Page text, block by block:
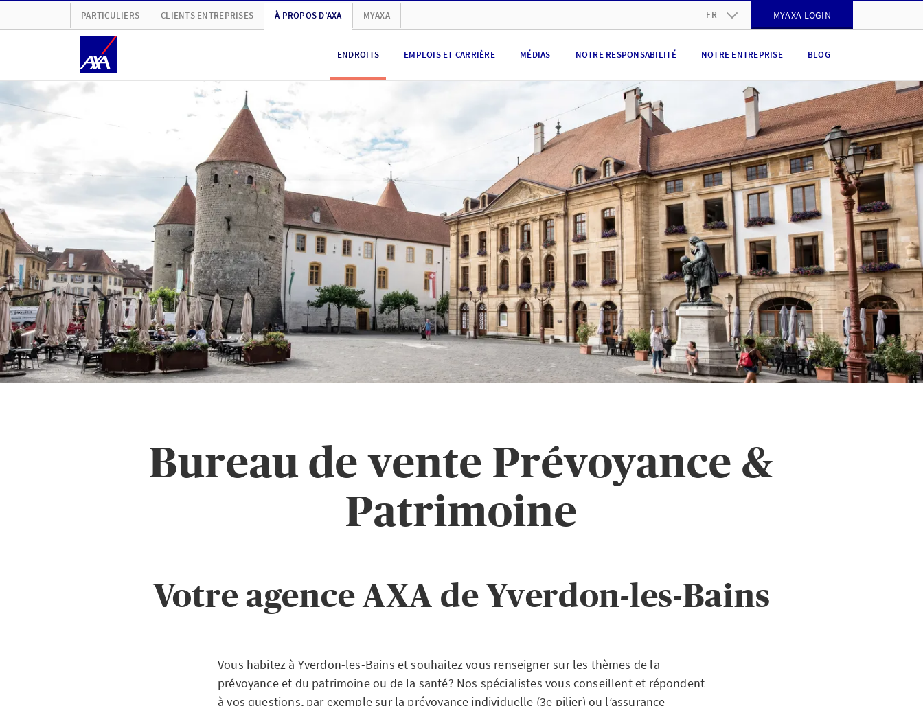
PARTICULIERS CLIENTS ENTREPRISES À PROPOS D’AXA MYAXA FR MYAXA LOGIN
ENDROITS EMPLOIS ET CARRIÈRE MÉDIAS NOTRE RESPONSABILITÉ NOTRE ENTREPRISE BLOG
Bureau de vente Prévoyance &
Patrimoine
Votre agence AXA de Yverdon-les-Bains
Vous habitez à Yverdon-les-Bains et souhaitez vous renseigner sur les thèmes de la
prévoyance et du patrimoine ou de la santé? Nos spécialistes vous conseillent et répondent
à vos questions, par exemple sur la prévoyance individuelle (3e pilier) ou l’assurance-